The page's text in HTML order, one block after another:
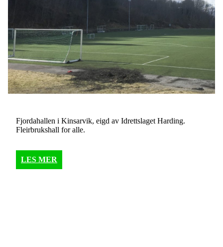
Fjordahallen i Kinsarvik, eigd av Idrettslaget Harding.
Fleirbrukshall for alle.
LES MER